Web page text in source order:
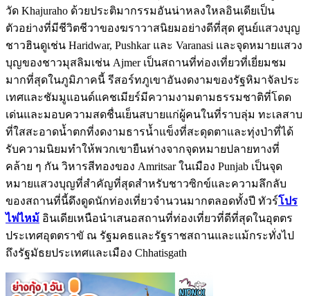
วัด Khajuraho ด้วยประติมากรรมอันน่าหลงใหลอินเดียเป็น
ตัวอย่างที่มีชีวิตชีวาของฆราวาสนิยมอย่างดีที่สุด ศูนย์แสวงบุญ
ชาวฮินดูเช่น Haridwar, Pushkar และ Varanasi และจุดหมายแสวง
บุญของชาวมุสลิมเช่น Ajmer เป็นสถานที่ท่องเที่ยวที่เยี่ยมชม
มากที่สุดในภูมิภาคนี้ รีสอร์ทภูเขาอันงดงามของรัฐหิมาจัลประ
เทศและชัมมูแอนด์แคชเมียร์มีความงามตามธรรมชาติที่โดด
เด่นและมอบความสดชื่นเย็นสบายแก่ผู้คนในที่ราบลุ่ม ทะเลสาบ
ที่ใสสะอาดน้ำตกที่งดงามธารน้ำแข็งที่สะดุดตาและทุ่งป่าที่ได้
รับความนิยมทำให้พวกเขายืนห่างจากจุดหมายปลายทางที่
คล้าย ๆ กัน วิหารสีทองของ Amritsar ในเมือง Punjab เป็นจุด
หมายแสวงบุญที่สำคัญที่สุดสำหรับชาวซิกข์และความลึกลับ
ของสถานที่นี้ดึงดูดนักท่องเที่ยวจำนวนมากตลอดทั้งปี ทัวร์โปร
ไฟไหม้ อินเดียเหนือนำเสนอสถานที่ท่องเที่ยวที่ดีที่สุดในอุตตร
ประเทศอุตตราขั ณ รัฐมคธและรัฐราชสถานและแม้กระทั่งไป
ถึงรัฐมัธยประเทศและเมือง Chhatisgath